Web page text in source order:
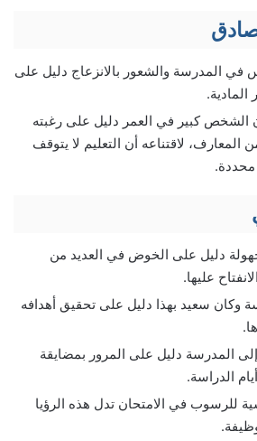
المدرسة والشعور بالانزعاج دليل على
الشخص كبير في العمر دليل على رغبته
المعارف، لاقتناعه أن التعليم لا يتوقف
دليل على الخوض في العديد من
عليها.
وكان سعيد بهذا دليل على تحقيق أهدافه
المدرسة دليل على المرور بمضايقة
الدراسة.
للرسوب في الامتحان تدل هذه الرؤيا